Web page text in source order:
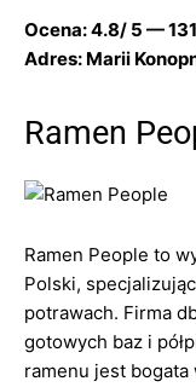
Ocena: 4.8/ 5 —
Adres: Marii
Ramen
Ramen People to
Polski,
potrawach. Firma
gotowych baz i
ramenu jest